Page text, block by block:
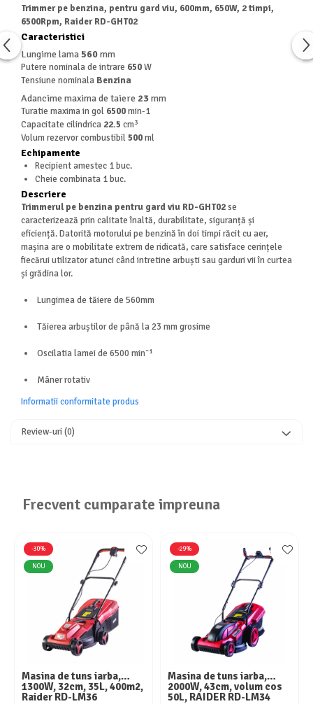
Masini de spalat vase independente
Motoburghiu/Foreza pamant
Pachete Incorporabile
Pirostrii & Arzatoare
Pompe de stropit
Radiatoare
Semanatoare,Plantatoare
Sobe pe gaz & electrice
Suflante & Aspiratoare
Aspiratoare
Suflante Frunze
Unelte Gradinarit
Ventilatoare & Sisteme Racire
Zootehnie
Foarfeci tuns oi
Incubatoare oua
Trimmer pe benzina, pentru gard viu, 600mm, 650W, 2 timpi,
6500Rpm, Raider RD-GHT02
Caracteristici
Lungime lama560mm
Putere nominala de intrare 650W
Tensiune nominala Benzina
Adancime maxima de taiere 23mm
Turatie maxima in gol 6500min-1
Capacitate cilindrica 22.5 cm³
Volum rezervor combustibil500ml
Echipamente
Recipient amestec 1 buc.
Cheie combinata 1 buc.
Descriere
Trimmerul pe benzina pentru gard viu RD-GHT02se
caracterizează prin calitate înaltă, durabilitate, siguranță și
eficiență. Datorită motorului pe benzină în doi timpi răcit cu aer,
mașina are o mobilitate extrem de ridicată, care satisface cerințele
fiecărui utilizator atunci când intretine arbuști sau garduri vii în curtea
și grădina lor.
Lungimea de tăiere de 560mm
Tăierea arbuștilor de până la 23 mm grosime
Oscilatia lamei de 6500 minˉ¹
Mâner rotativ
Informatii conformitate produs
Review-uri(0)
Frecvent cumparate impreuna
-30%
NOU
Masina de tuns iarba,
1300W, 32cm, 35L, 400m2,
Raider RD-LM36
-29%
NOU
Masina de tuns iarba,
2000W, 43cm, volum cos
50L, RAIDER RD-LM34